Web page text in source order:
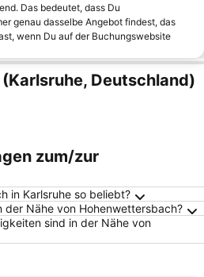
Das bedeutet, dass Du
genau dasselbe Angebot findest, das
wenn Du auf der Buchungswebsite
Deutschland)
zum/zur
in Karlsruhe so beliebt?
Nähe von Hohenwettersbach?
sind in der Nähe von